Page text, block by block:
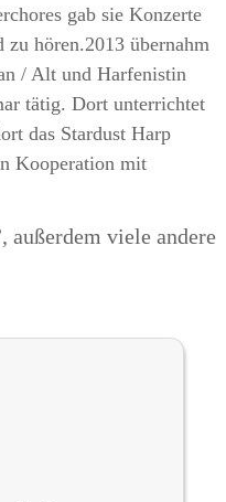
gab sie Konzerte
hören.2013 übernahm
/ Alt und Harfenistin
tätig. Dort unterrichtet
das Stardust Harp
Kooperation mit
viele andere